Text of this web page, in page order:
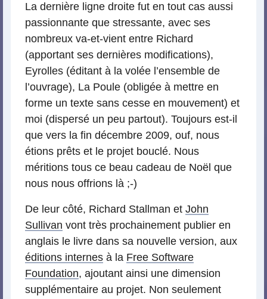
La dernière ligne droite fut en tout cas aussi
passionnante que stressante, avec ses
nombreux va-et-vient entre Richard
(apportant ses dernières modifications),
Eyrolles (éditant à la volée l’ensemble de
l’ouvrage), La Poule (obligée à mettre en
forme un texte sans cesse en mouvement) et
moi (dispersé un peu partout). Toujours est-il
que vers la fin décembre 2009, ouf, nous
étions prêts et le projet bouclé. Nous
méritions tous ce beau cadeau de Noël que
nous nous offrions là ;-)
De leur côté, Richard Stallman et John
Sullivan vont très prochainement publier en
anglais le livre dans sa nouvelle version, aux
éditions internes à la Free Software
Foundation, ajoutant ainsi une dimension
supplémentaire au projet. Non seulement